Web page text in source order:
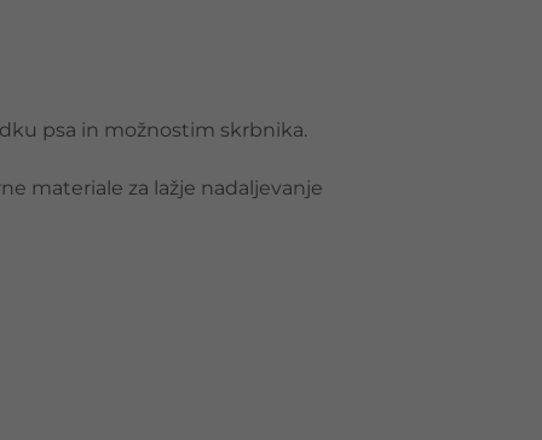
psa in možnostim skrbnika.
materiale za lažje nadaljevanje